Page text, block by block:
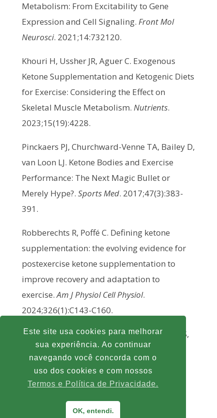
Metabolism: From Excitability to Gene
Expression and Cell Signaling. Front Mol
Neurosci. 2021;14:732120.
Khouri H, Ussher JR, Aguer C. Exogenous
Ketone Supplementation and Ketogenic Diets
for Exercise: Considering the Effect on
Skeletal Muscle Metabolism. Nutrients.
2023;15(19):4228.
Pinckaers PJ, Churchward-Venne TA, Bailey D,
van Loon LJ. Ketone Bodies and Exercise
Performance: The Next Magic Bullet or
Merely Hype?. Sports Med. 2017;47(3):383-
391.
Robberechts R, Poffé C. Defining ketone
supplementation: the evolving evidence for
postexercise ketone supplementation to
improve recovery and adaptation to
exercise.Am J Physiol Cell Physiol.
2024;326(1):C143-C160.
Valenzuela PL, Castillo-García A, Morales JS,
Lucia A. Perspective: Ketone
Supplementation in Sports-Does It
Work?.Adv Nutr. 2021;12(2):305-315.
Este site usa cookies para melhorar
sua experiência. Ao continuar
navegando você concorda com o
uso dos cookies e com nossos
Termos e Política de Privacidade.
OK, entendi.